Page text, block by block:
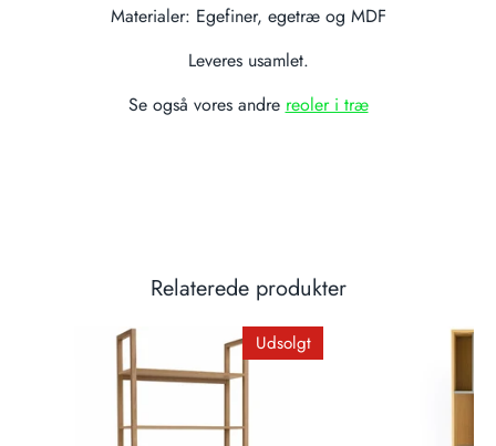
Materialer: Egefiner, egetræ og MDF
Leveres usamlet.
Se også vores andre reoler i træ
Relaterede produkter
Udsolgt